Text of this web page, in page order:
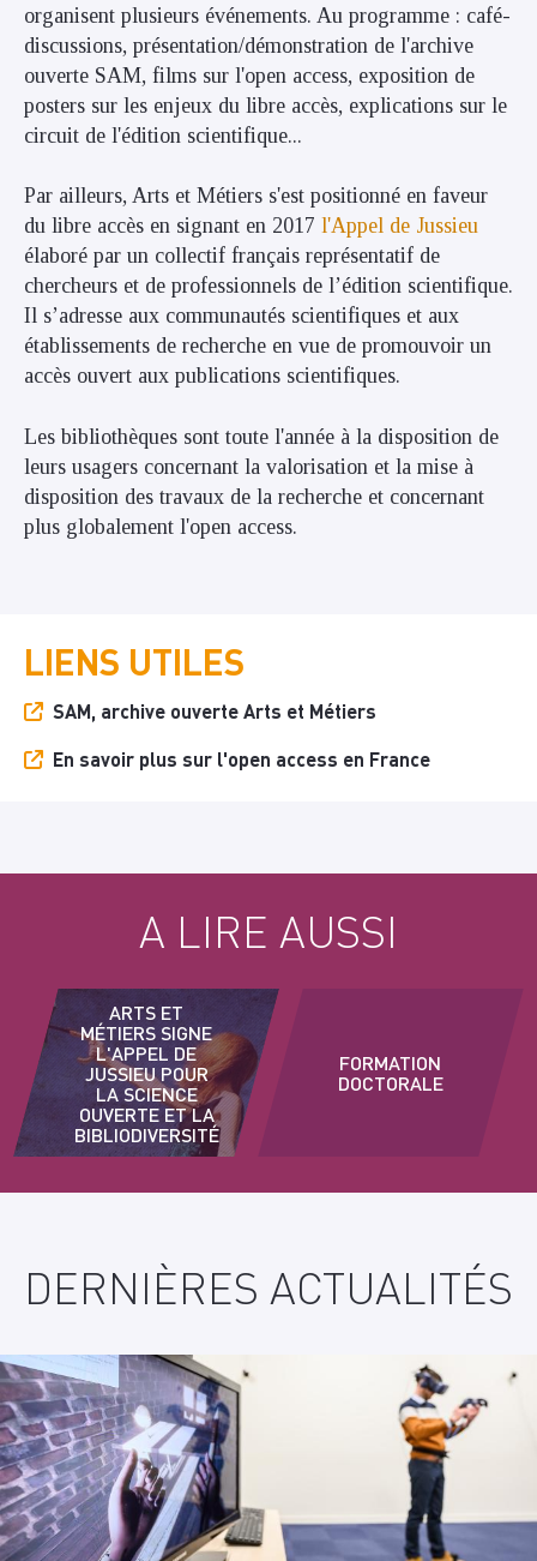
organisent plusieurs événements. Au programme : café-
discussions, présentation/démonstration de l'archive
ouverte SAM, films sur l'open access, exposition de
posters sur les enjeux du libre accès, explications sur le
circuit de l'édition scientifique...
Par ailleurs, Arts et Métiers s'est positionné en faveur
du libre accès en signant en 2017 l'Appel de Jussieu
élaboré par un collectif français représentatif de
chercheurs et de professionnels de l’édition scientifique.
Il s’adresse aux communautés scientifiques et aux
établissements de recherche en vue de promouvoir un
accès ouvert aux publications scientifiques.
Les bibliothèques sont toute l'année à la disposition de
leurs usagers concernant la valorisation et la mise à
disposition des travaux de la recherche et concernant
plus globalement l'open access.
LIENS UTILES
SAM, archive ouverte Arts et Métiers
En savoir plus sur l'open access en France
A LIRE AUSSI
ARTS ET
MÉTIERS SIGNE
L'APPEL DE
JUSSIEU POUR
LA SCIENCE
OUVERTE ET LA
BIBLIODIVERSITÉ
FORMATION
DOCTORALE
?
CONTACT
DERNIÈRES ACTUALITÉS